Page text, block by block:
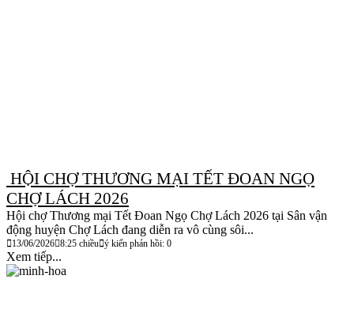
HỘI CHỢ THƯƠNG MẠI TẾT ĐOAN NGỌ
CHỢ LÁCH 2026
​Hội chợ Thương mại Tết Đoan Ngọ Chợ Lách 2026 tại Sân vận
động huyện Chợ Lách đang diễn ra vô cùng sôi...
13/06/2026 8:25 chiều ý kiến phản hồi: 0
Xem tiếp...